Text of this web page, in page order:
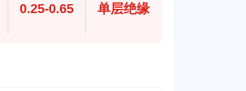
0.25-0.65 单层绝缘